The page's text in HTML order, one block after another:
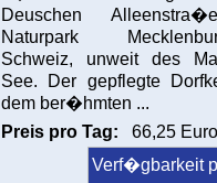
Deuschen
Naturpark
Schweiz, unweit des
See. Der gepflegte
dem ber�hmten ...
Preis pro Tag:
66,25 Euro
Verf�gbarkeit